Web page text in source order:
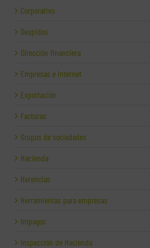
Corporativo
Despidos
Dirección financiera
Empresas e Internet
Exportación
Facturas
Grupos de sociedades
Hacienda
Herencias
Herramientas para empresas
Impagos
Inspección de Hacienda